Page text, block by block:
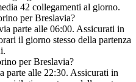
42 collegamenti al giorno.
per Breslavia?
parte alle 06:00. Assicurati in
il giorno stesso della partenza
per Breslavia?
parte alle 22:30. Assicurati in